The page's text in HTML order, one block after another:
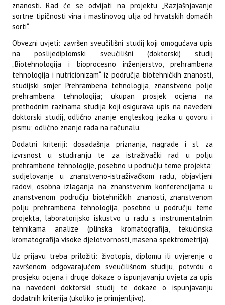
znanosti. Rad će se odvijati na projektu „Razjašnjavanje
sortne tipičnosti vina i maslinovog ulja od hrvatskih domaćih
sorti“.
Obvezni uvjeti: završen sveučilišni studij koji omogućava upis
na poslijediplomski sveučilišni (doktorski) studij
„Biotehnologija i bioprocesno inženjerstvo, prehrambena
tehnologija i nutricionizam“ iz područja biotehničkih znanosti,
studijski smjer Prehrambena tehnologija, znanstveno polje
prehrambena tehnologija; ukupan prosjek ocjena na
prethodnim razinama studija koji osigurava upis na navedeni
doktorski studij, odlično znanje engleskog jezika u govoru i
pismu; odlično znanje rada na računalu.
Dodatni kriteriji: dosadašnja priznanja, nagrade i sl. za
izvrsnost u studiranju te za istraživački rad u polju
prehrambene tehnologije, posebno u području teme projekta;
sudjelovanje u znanstveno-istraživačkom radu, objavljeni
radovi, osobna izlaganja na znanstvenim konferencijama u
znanstvenom području biotehničkih znanosti, znanstvenom
polju prehrambena tehnologija, posebno u području teme
projekta, laboratorijsko iskustvo u radu s instrumentalnim
tehnikama analize (plinska kromatografija, tekućinska
kromatografija visoke djelotvornosti, masena spektrometrija).
Uz prijavu treba priložiti: životopis, diplomu ili uvjerenje o
završenom odgovarajućem sveučilišnom studiju, potvrdu o
prosjeku ocjena i druge dokaze o ispunjavanju uvjeta za upis
na navedeni doktorski studij te dokaze o ispunjavanju
dodatnih kriterija (ukoliko je primjenljivo).